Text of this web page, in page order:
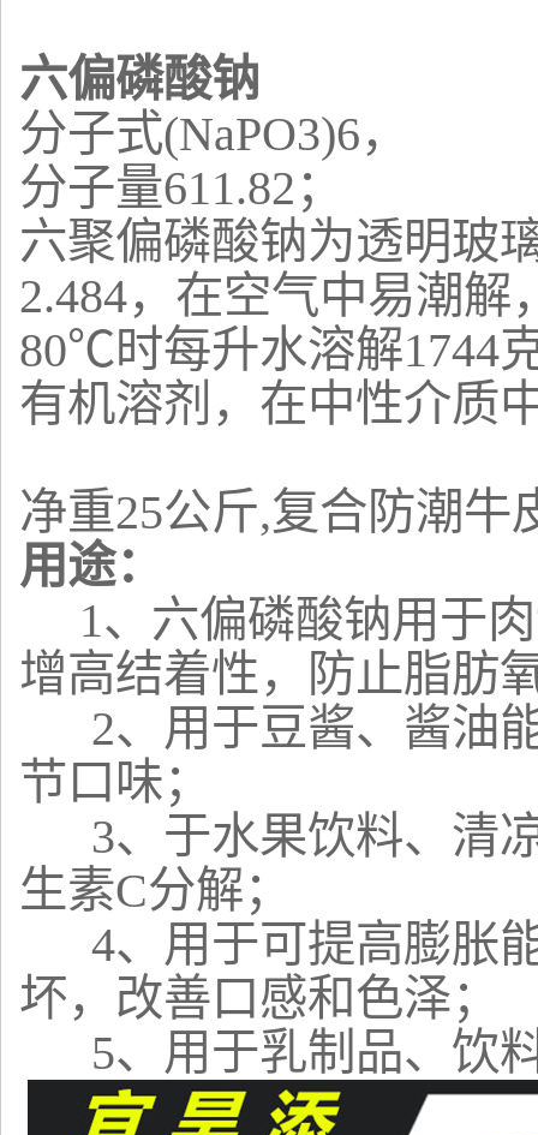
六偏磷酸钠
分子式(NaPO3)6，
分子量611.82；
六聚偏磷酸钠为透明玻
2.484，在空气中易潮
80℃时每升水溶解1744
有机溶剂，在中性介质
净重25公斤,复合防潮牛
用途：
1、六偏磷酸钠用于肉
增高结着性，防止脂肪
2、用于豆酱、酱油
节口味；
3、于水果饮料、清
生素C分解；
4、用于可提高膨胀
坏，改善口感和色泽；
5、用于乳制品、饮